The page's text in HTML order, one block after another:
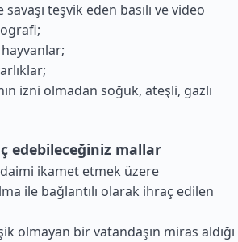
savaşı teşvik eden basılı ve video
izni olmadan soğuk, ateşli, gazlı
edebileceğiniz mallar
ikamet etmek üzere
ile bağlantılı olarak ihraç edilen
olmayan bir vatandaşın miras aldığı